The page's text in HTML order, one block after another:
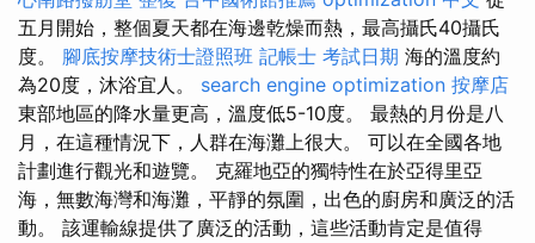
五月開始，整個夏天都在海邊乾燥而熱，最高攝氏40攝氏
度。 腳底按摩技術士證照班 記帳士 考試日期 海的溫度約
為20度，沐浴宜人。 search engine optimization 按摩店
東部地區的降水量更高，溫度低5-10度。 最熱的月份是八
月，在這種情況下，人群在海灘上很大。 可以在全國各地
計劃進行觀光和遊覽。 克羅地亞的獨特性在於亞得里亞
海，無數海灣和海灘，平靜的氛圍，出色的廚房和廣泛的活
動。 該運輸線提供了廣泛的活動，這些活動肯定是值得